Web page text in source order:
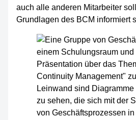
auch alle anderen Mitarbeiter
Grundlagen des BCM informiert